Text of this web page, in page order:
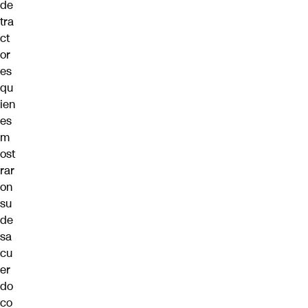
de
tra
ct
or
es
qu
ien
es
m
ost
rar
on
su
de
sa
cu
er
do
co